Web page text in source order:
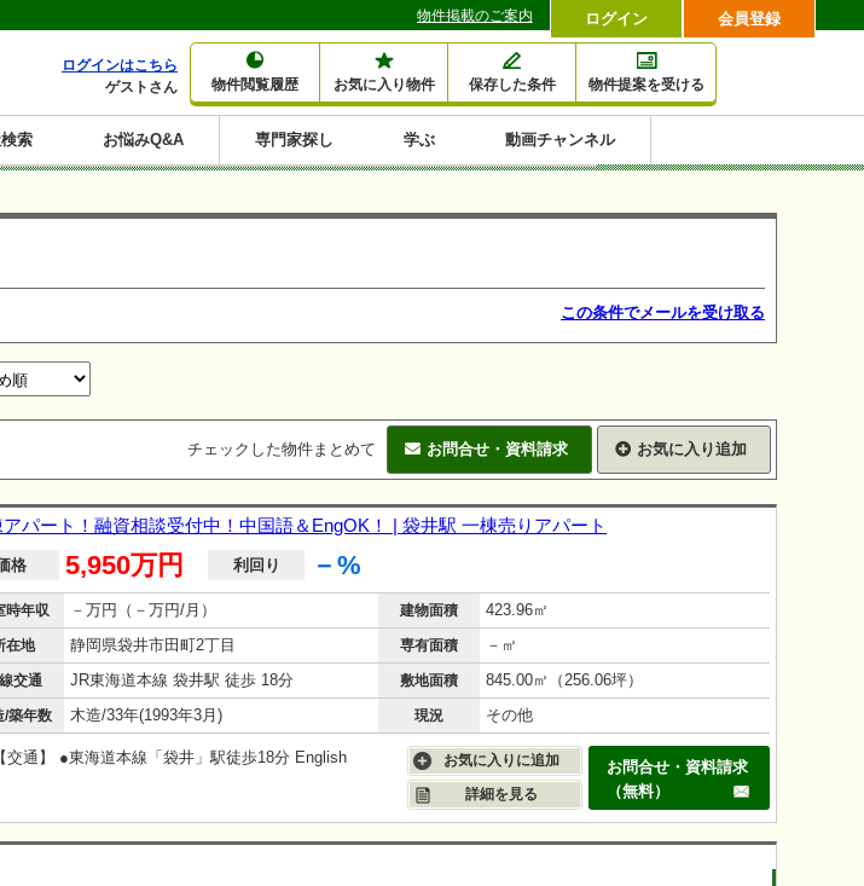
物件閲覧履歴 お気に入り物件 保存した条件 物件提案を受ける
ログインはこちら
ゲストさん
ント
ョン
ン
索 お悩みQ&A 専門家探し 学ぶ 動画チャンネル
ログイン 会員登録
物件掲載のご案内
この条件でメールを受け取る
チェックした物件まとめて お気に入り追加
お問合せ・資料請求
パート！融資相談受付中！中国語＆EngOK！ | 袋井駅 一棟売りアパート
格 5,950万円 利回り －%
時年収 －万円（－万円/月） 建物面積 423.96㎡
在地 静岡県袋井市田町2丁目 専有面積 －㎡
交通 JR東海道本線 袋井駅 徒歩 18分 敷地面積 845.00㎡（256.06坪）
/築年数 木造/33年(1993年3月) 現況 その他
通】 ●東海道本線「袋井」駅徒歩18分 English
お気に入りに追加
詳細を見る
お問合せ・資料請求
（無料）